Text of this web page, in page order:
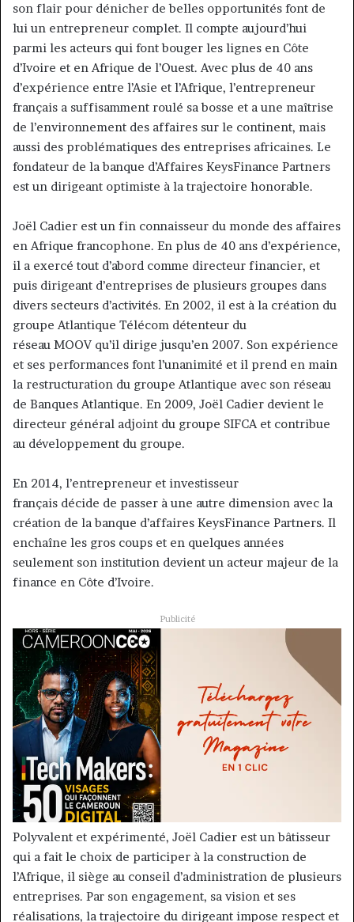
son flair pour dénicher de belles opportunités font de
lui un entrepreneur complet. Il compte aujourd’hui
parmi les acteurs qui font bouger les lignes en Côte
d’Ivoire et en Afrique de l’Ouest. Avec plus de 40 ans
d’expérience entre l’Asie et l’Afrique, l’entrepreneur
français a suffisamment roulé sa bosse et a une maîtrise
de l’environnement des affaires sur le continent, mais
aussi des problématiques des entreprises africaines. Le
fondateur de la banque d’Affaires KeysFinance Partners
est un dirigeant optimiste à la trajectoire honorable.
Joël Cadier est un fin connaisseur du monde des affaires
en Afrique francophone. En plus de 40 ans d’expérience,
il a exercé tout d’abord comme directeur financier, et
puis dirigeant d’entreprises de plusieurs groupes dans
divers secteurs d’activités. En 2002, il est à la création du
groupe Atlantique Télécom détenteur du
réseau MOOV qu’il dirige jusqu’en 2007. Son expérience
et ses performances font l’unanimité et il prend en main
la restructuration du groupe Atlantique avec son réseau
de Banques Atlantique. En 2009, Joël Cadier devient le
directeur général adjoint du groupe SIFCA et contribue
au développement du groupe.
En 2014, l’entrepreneur et investisseur
français décide de passer à une autre dimension avec la
création de la banque d’affaires KeysFinance Partners. Il
enchaîne les gros coups et en quelques années
seulement son institution devient un acteur majeur de la
finance en Côte d’Ivoire.
Publicité
Polyvalent et expérimenté, Joël Cadier est un bâtisseur
qui a fait le choix de participer à la construction de
l’Afrique, il siège au conseil d’administration de plusieurs
entreprises. Par son engagement, sa vision et ses
réalisations, la trajectoire du dirigeant impose respect et